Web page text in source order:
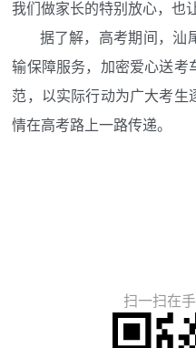
我们做家长的特别放心，也
据了解，高考期间，汕
输保障服务，加密爱心送考
范，以实际行动为广大考生
情在高考路上一路传递。
扫一扫在